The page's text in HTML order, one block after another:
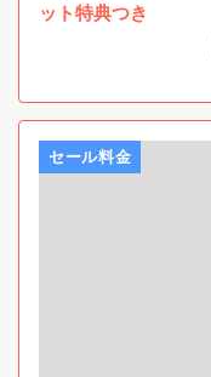
ット特典つき
セール料金